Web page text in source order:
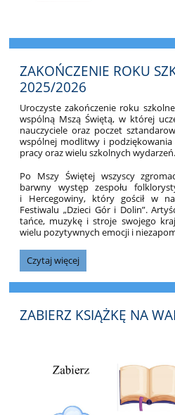
ZAKOŃCZENIE ROKU
2025/2026
Uroczyste zakończenie roku
wspólną Mszą Świętą, w której
nauczyciele oraz poczet
wspólnej modlitwy i
pracy oraz wielu szkolnych wydarzeń.
Po Mszy Świętej wszyscy
barwny występ zespołu
i Hercegowiny, który gościł w
Festiwalu „Dzieci Gór i Dolin”.
tańce, muzykę i stroje swojego
wielu pozytywnych emocji i
ZAKOŃCZENIE
ROKU
SZKOLNEGO
Czytaj więcej
ZABIERZ KSIĄŻKĘ NA